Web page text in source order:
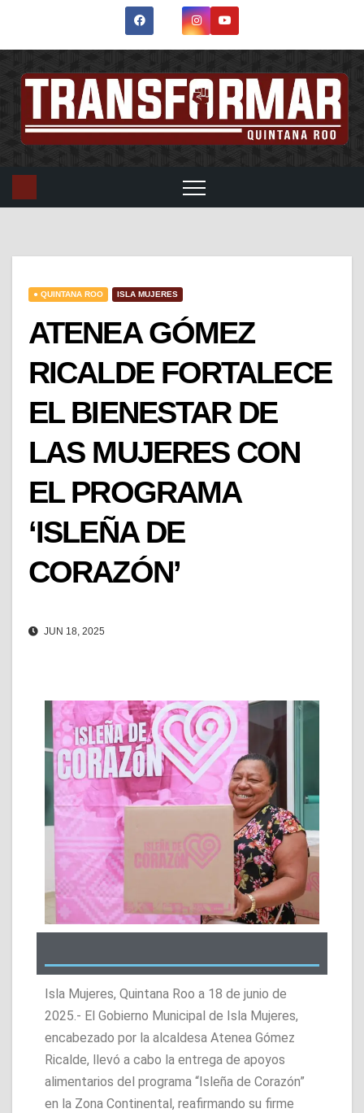
● QUINTANA ROO ISLA MUJERES
ATENEA GÓMEZ
RICALDE FORTALECE
EL BIENESTAR DE
LAS MUJERES CON
EL PROGRAMA
‘ISLEÑA DE
CORAZÓN’
JUN 18, 2025
Isla Mujeres, Quintana Roo a 18 de junio de
2025.- El Gobierno Municipal de Isla Mujeres,
encabezado por la alcaldesa Atenea Gómez
Ricalde, llevó a cabo la entrega de apoyos
alimentarios del programa “Isleña de Corazón”
en la Zona Continental, reafirmando su firme